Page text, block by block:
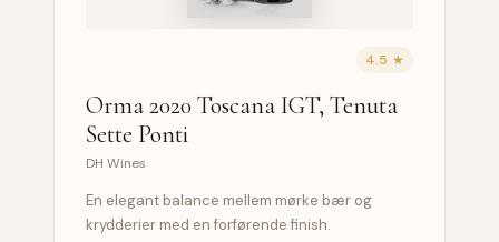
4.5 ★
Orma 2020 Toscana IGT, Tenuta
Sette Ponti
DH Wines
En elegant balance mellem mørke bær og
krydderier med en forførende finish.